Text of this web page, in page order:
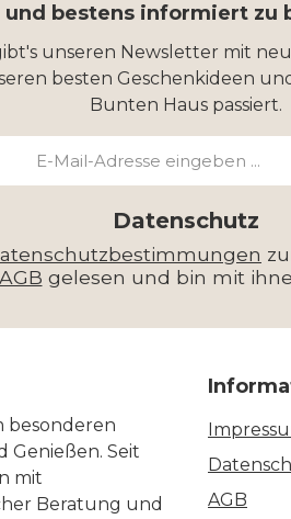
und bestens informiert zu
unseren Newsletter mit
besten Geschenkideen
Bunten Haus passiert.
Datenschutz
AGB gelesen und bin mit
besonderen
Genießen. Seit
mit
Beratung und
AGB